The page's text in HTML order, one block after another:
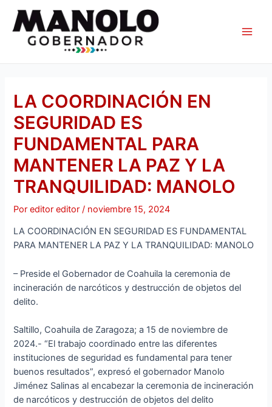
contenido
LA COORDINACIÓN EN
SEGURIDAD ES
FUNDAMENTAL PARA
MANTENER LA PAZ Y LA
TRANQUILIDAD: MANOLO
Poreditor editor/ noviembre 15, 2024
LA COORDINACIÓN EN SEGURIDAD ES FUNDAMENTAL
PARA MANTENER LA PAZ Y LA TRANQUILIDAD: MANOLO
– Preside el Gobernador de Coahuila la ceremonia de
incineración de narcóticos y destrucción de objetos del
delito.
Saltillo, Coahuila de Zaragoza; a 15 de noviembre de
2024.- “El trabajo coordinado entre las diferentes
instituciones de seguridad es fundamental para tener
buenos resultados”, expresó el gobernador Manolo
Jiménez Salinas al encabezar la ceremonia de incineración
de narcóticos y destrucción de objetos del delito
de
entradas